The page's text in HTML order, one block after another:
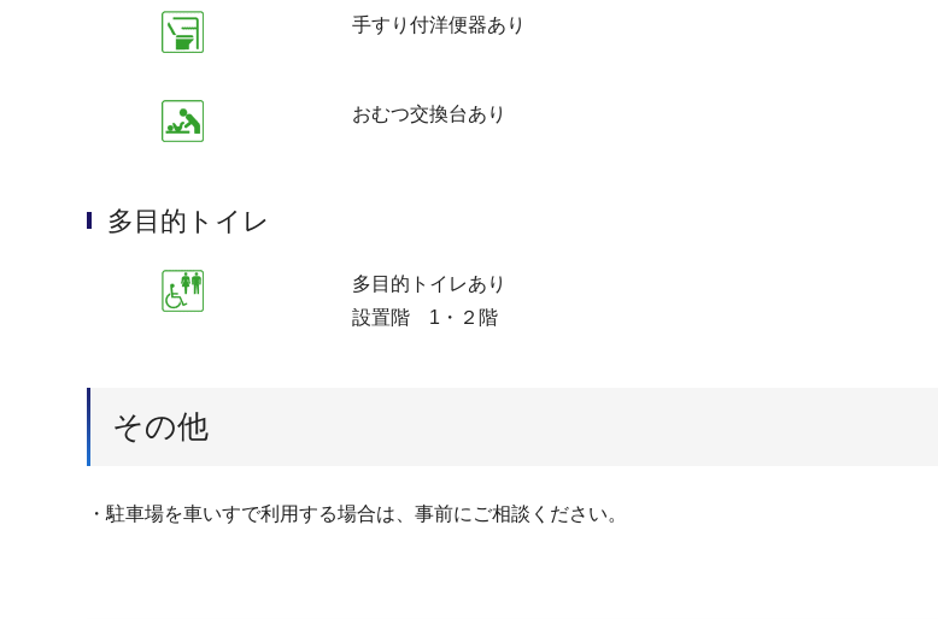
手すり付洋便器あり
おむつ交換台あり
多目的トイレ
多目的トイレあり
設置階 1・２階
その他
・駐⾞場を⾞いすで利⽤する場合は、事前にご相談ください。